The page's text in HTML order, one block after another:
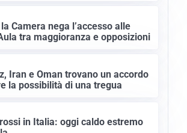
Camera nega l’accesso alle
tra maggioranza e opposizioni
Iran e Oman trovano un accordo
la possibilità di una tregua
in Italia: oggi caldo estremo